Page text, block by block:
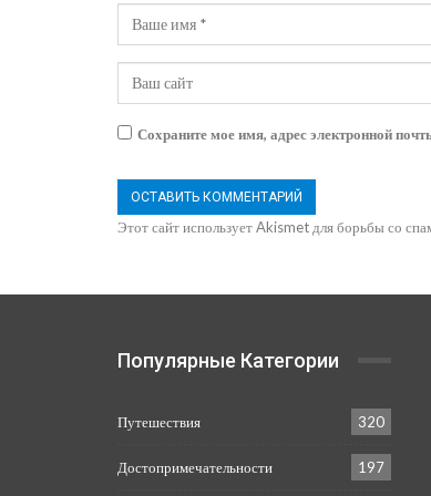
Сохраните мое имя, адрес электронной
Этот сайт использует Akismet для борьбы со
Популярные Категории
Путешествия 320
Достопримечательности 197